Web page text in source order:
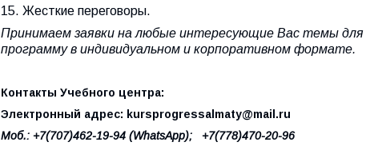
15. Жесткие переговоры.
Принимаем заявки на любые интересующие Вас темы
программу в индивидуальном и корпоративном формате.
Контакты Учебного центра:
Электронный адрес: kursprogressalmaty@mail.ru
Моб.: +7(707)462-19-94 (WhatsApp); +7(778)470-20-96